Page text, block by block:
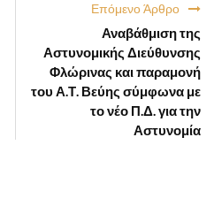
Επόμενο Άρθρο
Αναβάθμιση της
Αστυνομικής Διεύθυνσης
Φλώρινας και παραμονή
του Α.Τ. Βεύης σύμφωνα με
το νέο Π.Δ. για την
Αστυνομία